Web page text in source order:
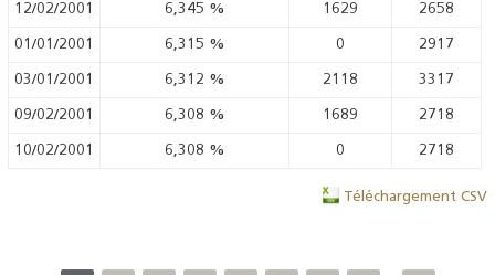
12/02/2001 6,345 % 1629 2658
01/01/2001 6,315 % 0 2917
03/01/2001 6,312 % 2118 3317
09/02/2001 6,308 % 1689 2718
10/02/2001 6,308 % 0 2718
Téléchargement CSV